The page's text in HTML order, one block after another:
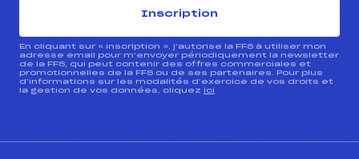
Inscription
En cliquant sur « inscription », j’autorise la FFS à utiliser mon
adresse email pour m’envoyer périodiquement la newsletter
de la FFS, qui peut contenir des offres commerciales et
promotionnelles de la FFS ou de ses partenaires. Pour plus
d’informations sur les modalités d’exercice de vos droits et
la gestion de vos données, cliquez ici